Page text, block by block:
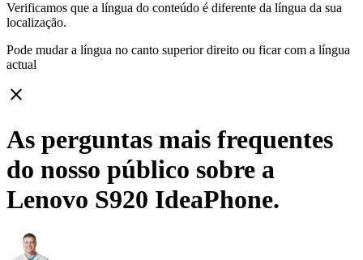
Verificamos que a língua do conteúdo é diferente da língua da sua
localização.
Pode mudar a língua no canto superior direito ou ficar com a língua
actual
close
As perguntas mais frequentes
do nosso público sobre a
Lenovo S920 IdeaPhone.